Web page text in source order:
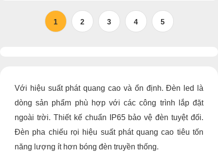
1 2 3 4 5
Với hiệu suất phát quang cao và ổn định. Đèn led là
dòng sản phẩm phù hợp với các công trình lắp đặt
ngoài trời. Thiết kế chuẩn IP65 bảo vệ đèn tuyệt đối.
Đèn pha chiếu rọi hiệu suất phát quang cao tiêu tốn
năng lượng ít hơn bóng đèn truyền thống.